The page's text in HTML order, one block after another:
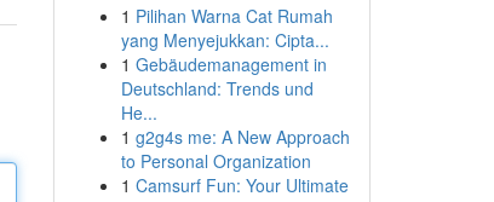
1 Pilihan Warna Cat Rumah
yang Menyejukkan: Cipta...
1 Gebäudemanagement in
Deutschland: Trends und
He...
1 g2g4s me: A New Approach
to Personal Organization
1 Camsurf Fun: Your Ultimate